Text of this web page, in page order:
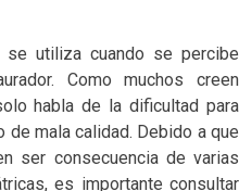
utiliza cuando se percibe
Como muchos creen
habla de la dificultad para
mala calidad. Debido a que
ser consecuencia de varias
es importante consultar